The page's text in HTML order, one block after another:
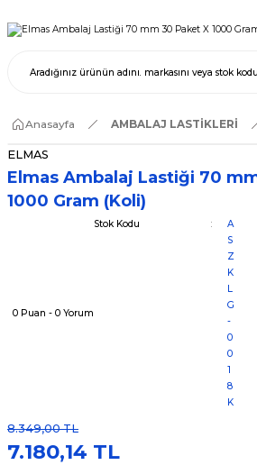
Anasayfa AMBALAJ LASTİKLERİ
ELMAS
Elmas Ambalaj Lastiği 70
1000 Gram (Koli)
0 Puan - 0 Yorum
Stok Kodu
A
S
Z
K
L
G
-
0
0
1
8
K
8.349,00 TL
7.180,14 TL